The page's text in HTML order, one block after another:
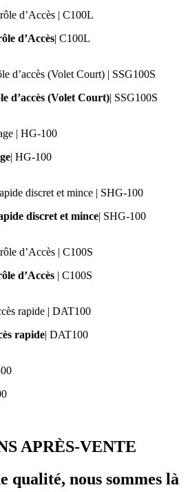
d’Accès| C100L
d’accès (Volet Court)| SSG100S
| HG-100
discret et mince| SHG-100
d’Accès | C100S
rapide| DAT100
APRÈS-VENTE
qualité, nous sommes là